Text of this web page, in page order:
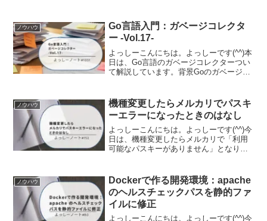
ていますので、環境構築をされていない
方...
ノウハウ
Go言語入門：ガベージコレクタ
ー -Vol.17-
よっしーこんにちは。よっしーです(^^)本
日は、Go言語のガベージコレクターつい
て解説しています。背景Goのガベージコ
す。メモリ管理を自動で行ってくれる便
利な仕組みで...
ノウハウ
機種変更したらメルカリでパスキ
ーエラーになったときのはなし
よっしーこんにちは。よっしーです(^^)今
日は、機種変更したらメルカリで「利用
可能なパスキーがありません」となり、
年6月に機種変更をしました。変更前は、
Xperia...
ノウハウ
Dockerで作る開発環境：apache
のヘルスチェックパスを静的ファ
イルに修正
よっしーこんにちは。よっしーです(^^)今